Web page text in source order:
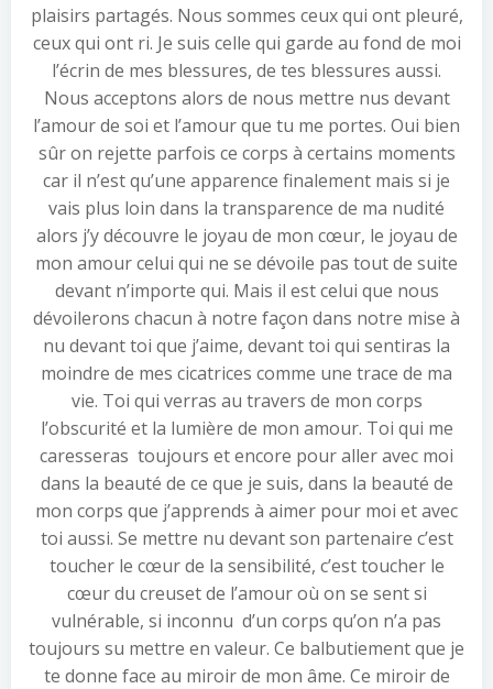
plaisirs partagés. Nous sommes ceux qui ont pleuré,
ceux qui ont ri. Je suis celle qui garde au fond de moi
l’écrin de mes blessures, de tes blessures aussi.
Nous acceptons alors de nous mettre nus devant
l’amour de soi et l’amour que tu me portes. Oui bien
sûr on rejette parfois ce corps à certains moments
car il n’est qu’une apparence finalement mais si je
vais plus loin dans la transparence de ma nudité
alors j’y découvre le joyau de mon cœur, le joyau de
mon amour celui qui ne se dévoile pas tout de suite
devant n’importe qui. Mais il est celui que nous
dévoilerons chacun à notre façon dans notre mise à
nu devant toi que j’aime, devant toi qui sentiras la
moindre de mes cicatrices comme une trace de ma
vie. Toi qui verras au travers de mon corps
l’obscurité et la lumière de mon amour. Toi qui me
caresseras toujours et encore pour aller avec moi
dans la beauté de ce que je suis, dans la beauté de
mon corps que j’apprends à aimer pour moi et avec
toi aussi. Se mettre nu devant son partenaire c’est
toucher le cœur de la sensibilité, c’est toucher le
cœur du creuset de l’amour où on se sent si
vulnérable, si inconnu d’un corps qu’on n’a pas
toujours su mettre en valeur. Ce balbutiement que je
te donne face au miroir de mon âme. Ce miroir de